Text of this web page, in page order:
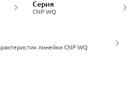
CNP WQ
Серия
линейки CNP WQ